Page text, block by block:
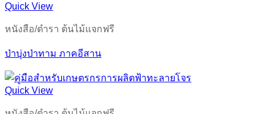
Quick View
หนังสือ/ตำรา ต้นไม้แจกฟรี
ป่าบุ่งป่าทาม ภาคอีสาน
Quick View